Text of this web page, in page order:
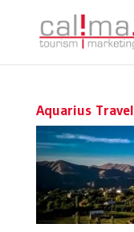
Aquarius Travel